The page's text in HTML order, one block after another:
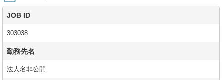
JOB ID
303038
勤務先名
法人名非公開